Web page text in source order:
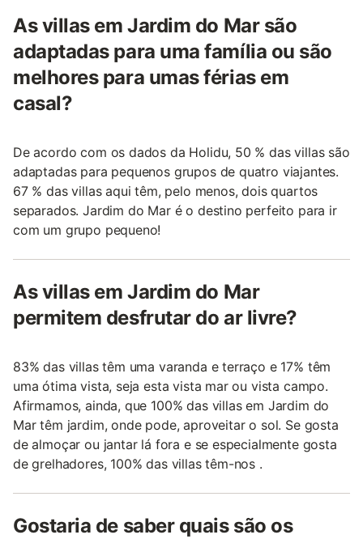
As villas em Jardim do Mar são
adaptadas para uma família ou são
melhores para umas férias em
casal?
De acordo com os dados da Holidu, 50 % das villas são
adaptadas para pequenos grupos de quatro viajantes.
67 % das villas aqui têm, pelo menos, dois quartos
separados. Jardim do Mar é o destino perfeito para ir
com um grupo pequeno!
As villas em Jardim do Mar
permitem desfrutar do ar livre?
83% das villas têm uma varanda e terraço e 17% têm
uma ótima vista, seja esta vista mar ou vista campo.
Afirmamos, ainda, que 100% das villas em Jardim do
Mar têm jardim, onde pode, aproveitar o sol. Se gosta
de almoçar ou jantar lá fora e se especialmente gosta
de grelhadores, 100% das villas têm-nos .
Gostaria de saber quais são os